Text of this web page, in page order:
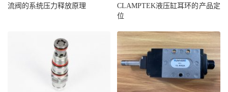
流阀的系统压力释放原理
CLAMPTEK液压缸耳环的产品定
位